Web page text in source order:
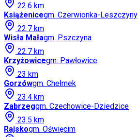
22.6 km
Książenicegm. Czerwionka-Leszczyny
22.7 km
Wisła Małagm. Pszczyna
22.7 km
Krzyżowicegm. Pawłowice
23 km
Gorzówgm. Chełmek
23.4 km
Zabrzeggm. Czechowice-Dziedzice
23.5 km
Rajskogm. Oświęcim